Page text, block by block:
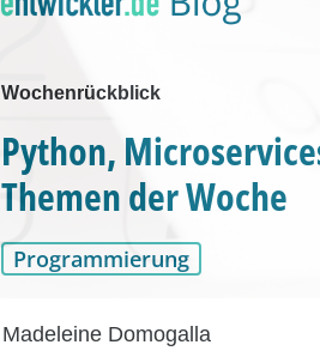
Wochenrückblick
Python,
Themen der Woche
Programmierung
Madeleine Domogalla